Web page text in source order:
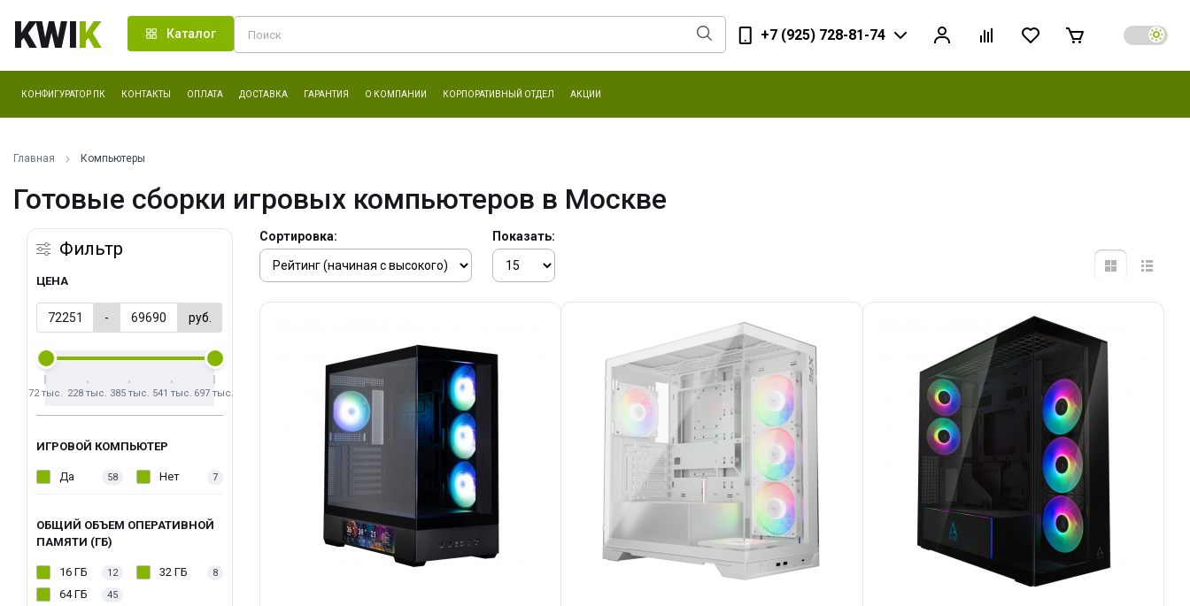
KWIK Каталог +7 (925) 728-81-74
КОНФИГУРАТОР ПК КОНТАКТЫ ОПЛАТА ДОСТАВКА ГАРАНТИЯ О КОМПАНИИ КОРПОРАТИВНЫЙ ОТДЕЛ АКЦИИ
Главная Компьютеры
Готовые сборки игровых компьютеров в Москве
Фильтр
ЦЕНА
- руб.
72 тыс. 228 тыс. 385 тыс. 541 тыс. 697 тыс.
ИГРОВОЙ КОМПЬЮТЕР
Да 58 Нет 7
ОБЩИЙ ОБЪЕМ ОПЕРАТИВНОЙ
ПАМЯТИ (ГБ)
16 ГБ 12 32 ГБ 8
64 ГБ 45
Сортировка: Показать: